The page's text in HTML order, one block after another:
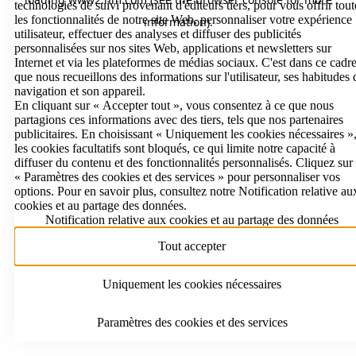
information).
technologies de suivi provenant d'éditeurs tiers, pour vous offrir
les fonctionnalités de notre site Web, personnaliser votre expérience
utilisateur, effectuer des analyses et diffuser des publicités
personnalisées sur nos sites Web, applications et newsletters sur
Internet et via les plateformes de médias sociaux. C'est dans ce cadre
que nous recueillons des informations sur l'utilisateur, ses habitudes
navigation et son appareil.
En cliquant sur « Accepter tout », vous consentez à ce que nous
partagions ces informations avec des tiers, tels que nos partenaires
publicitaires. En choisissant « Uniquement les cookies nécessaires »,
les cookies facultatifs sont bloqués, ce qui limite notre capacité à
diffuser du contenu et des fonctionnalités personnalisés. Cliquez sur
« Paramètres des cookies et des services » pour personnaliser vos
options. Pour en savoir plus, consultez notre Notification relative
cookies et au partage des données.
Notification relative aux cookies et au partage des données
Tout accepter
Uniquement les cookies nécessaires
Paramètres des cookies et des services